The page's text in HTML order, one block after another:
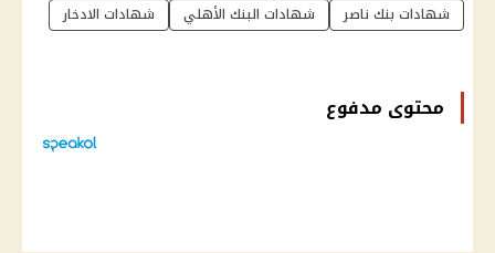
شهادات بنك ناصر
شهادات البنك الأهلي شهادات الادخار
محتوى مدفوع